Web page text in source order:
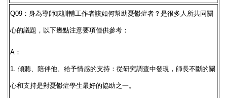
Q09：身為導師或訓輔工作者該如何幫助憂鬱症者？是很多人所共同關
心的議題，以下幾點注意要項僅供參考：
A：
1. 傾聽、陪伴他、給予情感的支持：從研究調查中發現，師長不斷的關
心和支持是對憂鬱症學生最好的協助之一。